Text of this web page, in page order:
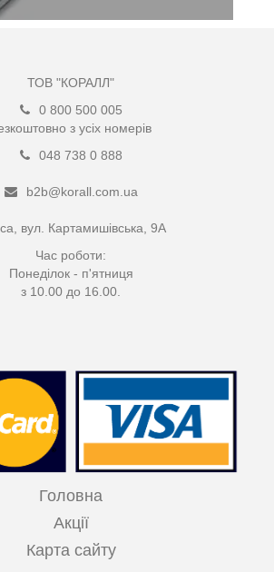
ТОВ "КОРАЛЛ"
0 800 500 005
з усіх номерів
048 738 0 888
b2b@korall.com.ua
вул. Картамишівська, 9А
Час роботи:
Понеділок - п'ятниця
з 10.00 до 16.00.
Головна
Акції
Карта сайту